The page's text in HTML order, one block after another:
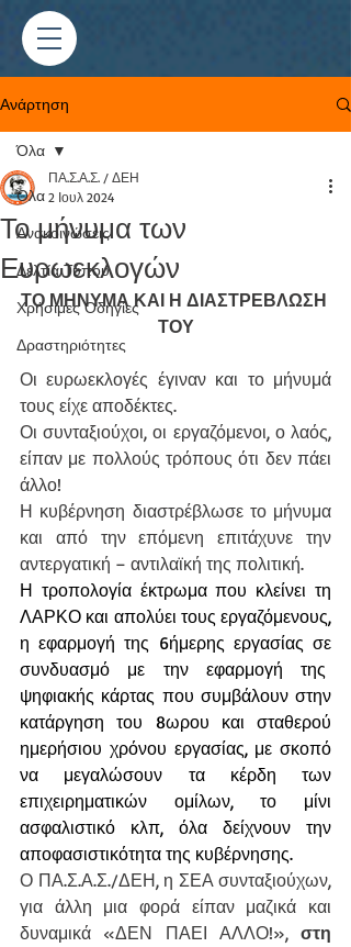
Ανάρτηση
Όλα
Ανακοινώσεις
Δελτία Τύπου
Χρήσιμες Οδηγίες
Δραστηριότητες
Όλα
Το μήνυμα των
Ευρωεκλογών
ΠΑ.Σ.Α.Σ. / ΔΕΗ
2 Ιουλ 2024
ΤΟ ΜΗΝΥΜΑ ΚΑΙ Η ΔΙΑΣΤΡΕΒΛΩΣΗ
ΤΟΥ
Οι ευρωεκλογές έγιναν και το μήνυμά
τους είχε αποδέκτες.
Οι συνταξιούχοι, οι εργαζόμενοι, ο λαός,
είπαν με πολλούς τρόπους ότι δεν πάει
άλλο!
Η κυβέρνηση διαστρέβλωσε το μήνυμα
και από την επόμενη επιτάχυνε την
αντεργατική – αντιλαϊκή της πολιτική.
Η τροπολογία έκτρωμα που κλείνει τη
ΛΑΡΚΟ και απολύει τους εργαζόμενους,
η εφαρμογή της 6ήμερης εργασίας σε
συνδυασμό με την εφαρμογή της
ψηφιακής κάρτας που συμβάλουν στην
κατάργηση του 8ωρου και σταθερού
ημερήσιου χρόνου εργασίας, με σκοπό
να μεγαλώσουν τα κέρδη των
επιχειρηματικών ομίλων, το μίνι
ασφαλιστικό κλπ, όλα δείχνουν την
αποφασιστικότητα της κυβέρνησης.
Ο ΠΑ.Σ.Α.Σ./ΔΕΗ, η ΣΕΑ συνταξιούχων,
για άλλη μια φορά είπαν μαζικά και
δυναμικά «ΔΕΝ ΠΑΕΙ ΑΛΛΟ!», στη